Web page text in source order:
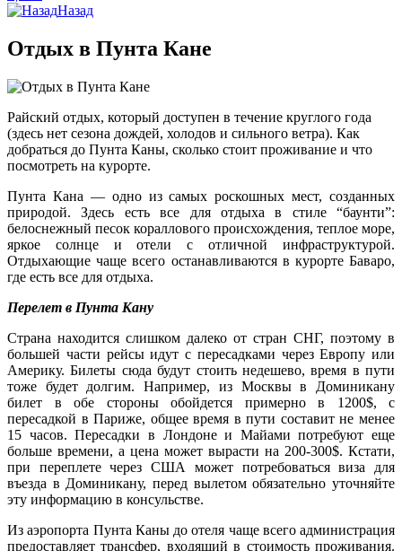
Назад
Отдых в Пунта Кане
Райский отдых, который доступен в течение круглого года
(здесь нет сезона дождей, холодов и сильного ветра). Как
добраться до Пунта Каны, сколько стоит проживание и что
посмотреть на курорте.
Пунта Кана — одно из самых роскошных мест, созданных
природой. Здесь есть все для отдыха в стиле “баунти”:
белоснежный песок кораллового происхождения, теплое море,
яркое солнце и отели с отличной инфраструктурой.
Отдыхающие чаще всего останавливаются в курорте Баваро,
где есть все для отдыха.
Перелет в Пунта Кану
Страна находится слишком далеко от стран СНГ, поэтому в
большей части рейсы идут с пересадками через Европу или
Америку. Билеты сюда будут стоить недешево, время в пути
тоже будет долгим. Например, из Москвы в Доминикану
билет в обе стороны обойдется примерно в 1200$, с
пересадкой в Париже, общее время в пути составит не менее
15 часов. Пересадки в Лондоне и Майами потребуют еще
больше времени, а цена может вырасти на 200-300$. Кстати,
при переплете через США может потребоваться виза для
въезда в Доминикану, перед вылетом обязательно уточняйте
эту информацию в консульстве.
Из аэропорта Пунта Каны до отеля чаще всего администрация
предоставляет трансфер, входящий в стоимость проживания.